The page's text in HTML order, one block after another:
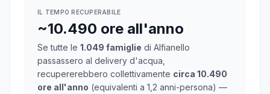
IL TEMPO RECUPERABILE
~10.490 ore all'anno
Se tutte le 1.049 famiglie di Alfianello
passassero al delivery d'acqua,
recupererebbero collettivamente circa 10.490
ore all'anno (equivalenti a 1,2 anni-persona) —